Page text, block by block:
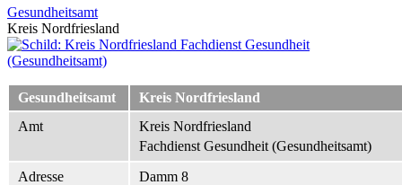
Gesundheitsamt
Kreis Nordfriesland
Gesundheitsamt
Kreis Nordfriesland
Amt
Kreis Nordfriesland
Fachdienst Gesundheit (Gesundheitsamt)
Adresse
Damm 8